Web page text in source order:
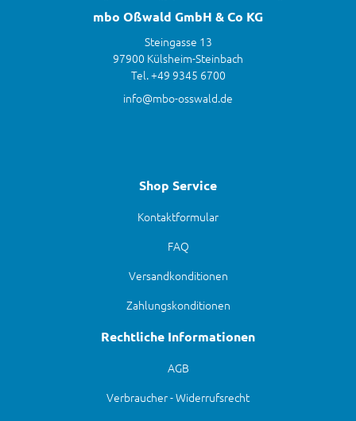
mbo Oßwald GmbH & Co KG
Steingasse 13
97900 Külsheim-Steinbach
Tel. +49 9345 6700
info@mbo-osswald.de
Shop Service
Kontaktformular
FAQ
Versandkonditionen
Zahlungskonditionen
Rechtliche Informationen
AGB
Verbraucher - Widerrufsrecht